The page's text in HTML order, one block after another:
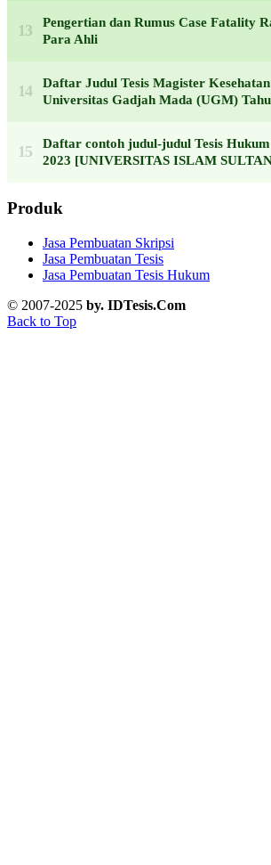
Pengertian dan Rumus Case Fatality
Para Ahli
Daftar Judul Tesis Magister
Universitas Gadjah Mada (UGM)
Daftar contoh judul-judul Tesis
2023 [UNIVERSITAS ISLAM
Produk
Jasa Pembuatan Skripsi
Jasa Pembuatan Tesis
Jasa Pembuatan Tesis Hukum
© 2007-2025 by. IDTesis.Com
Back to Top